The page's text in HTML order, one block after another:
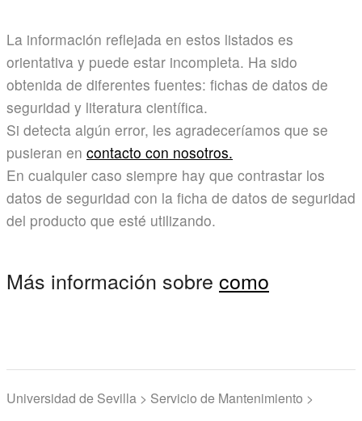
La información reflejada en estos listados es
orientativa y puede estar incompleta. Ha sido
obtenida de diferentes fuentes: fichas de datos de
seguridad y literatura científica.
Si detecta algún error, les agradeceríamos que se
pusieran en contacto con nosotros.
En cualquier caso siempre hay que contrastar los
datos de seguridad con la ficha de datos de seguridad
del producto que esté utilizando.
Más información sobre como
Universidad de Sevilla > Servicio de Mantenimiento >